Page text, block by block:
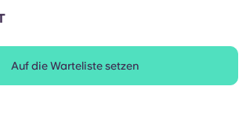
Auf die Warteliste setzen